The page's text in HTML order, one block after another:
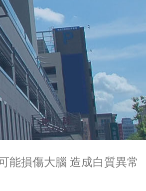
能損傷大腦 造成白質異常